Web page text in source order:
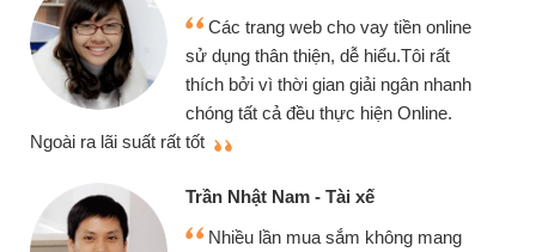
Các trang web cho vay tiền online
dụng thân thiện, dễ hiểu.Tôi rất
bởi vì thời gian giải ngân nhanh
tất cả đều thực hiện Online.
Nhật Nam - Tài xế
Nhiều lần mua sắm không mang